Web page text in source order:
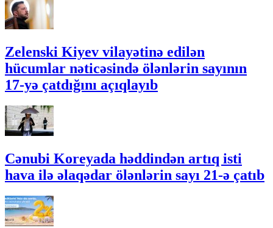
Zelenski Kiyev vilayətinə edilən
hücumlar nəticəsində ölənlərin sayının
17-yə çatdığını açıqlayıb
Cənubi Koreyada həddindən artıq isti
hava ilə əlaqədar ölənlərin sayı 21-ə çatıb